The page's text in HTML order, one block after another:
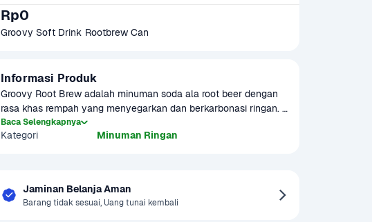
Rp0
Groovy Soft Drink Rootbrew Can
Informasi Produk
Groovy Root Brew adalah minuman soda ala root beer dengan
rasa khas rempah yang menyegarkan dan berkarbonasi ringan.
Ideal dinikmati dingin untuk pelepas dahaga dan sensasi
nostalgia rasa soda klasik. Groovy seringkali dikonsumsi di sela
Baca Selengkapnya
Kategori Minuman Ringan
Jaminan Belanja Aman
Barang tidak sesuai, Uang tunai kembali